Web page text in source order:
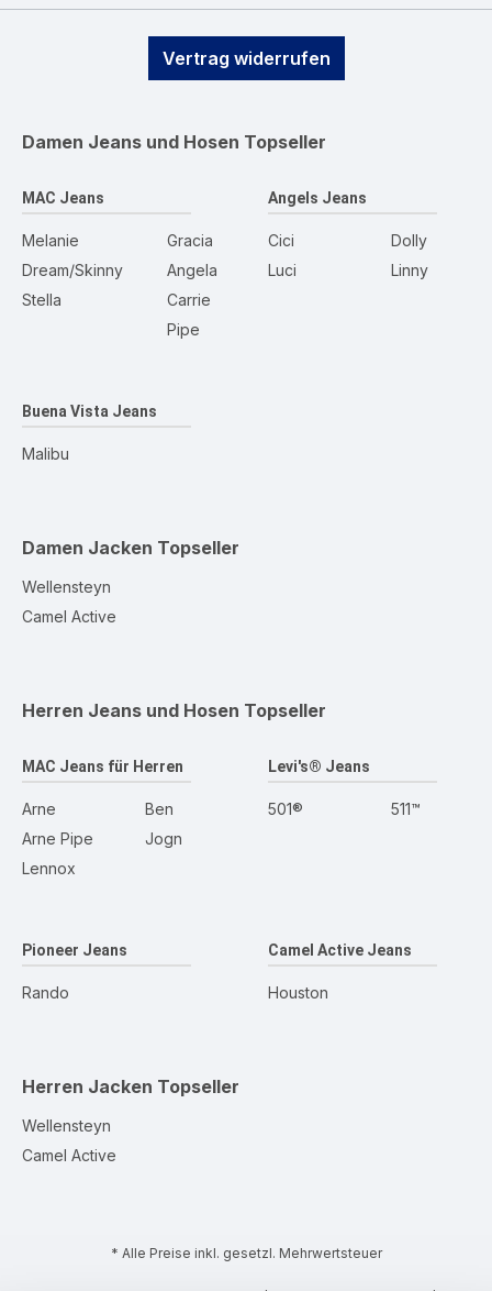
Vertrag widerrufen
Damen Jeans und Hosen Topseller
MAC Jeans
Melanie
Dream/Skinny
Stella
Gracia
Angela
Carrie
Pipe
Angels Jeans
Cici
Luci
Dolly
Linny
Buena Vista Jeans
Malibu
Damen Jacken Topseller
Wellensteyn
Camel Active
Herren Jeans und Hosen Topseller
MAC Jeans für Herren
Arne
Arne Pipe
Lennox
Ben
Jogn
Levi's® Jeans
501® 511™
Pioneer Jeans
Rando
Camel Active Jeans
Houston
Herren Jacken Topseller
Wellensteyn
Camel Active
* Alle Preise inkl. gesetzl. Mehrwertsteuer